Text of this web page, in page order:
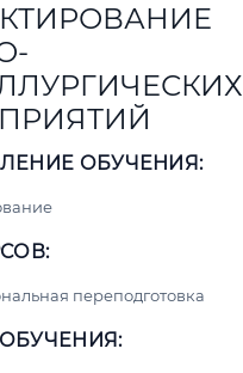
ОБУЧЕНИЯ:
переподготовка